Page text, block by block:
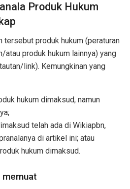
Produk Hukum
tersebut produk hukum (peraturan
atau produk hukum lainnya) yang
link). Kemungkinan yang
hukum dimaksud, namun
telah ada di Wikiapbn,
di artikel ini; atau
hukum dimaksud.